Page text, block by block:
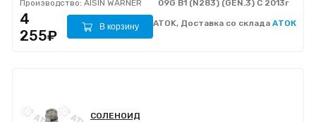
Производство: AISIN WARNER
09G B1 (N283) (GEN.3) С 2013г
4
255₽
В корзину ATOK, Доставка со склада АТОК
СОЛЕНОИД